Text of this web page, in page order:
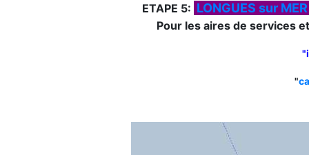
ETAPE 5: LONGUES sur
Pour les aires de services
"